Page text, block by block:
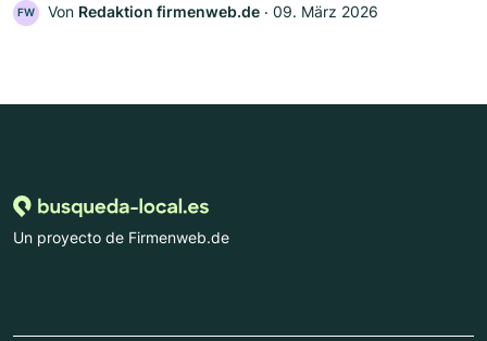
FW Von Redaktion firmenweb.de ‧ 09. März 2026
Un proyecto de Firmenweb.de